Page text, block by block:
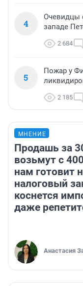
4
Очевидцы
западе
2 684
5
Пожар у
2 185
МНЕНИЕ
Продашь за
возьмут с
нам готовит
налоговый
коснется
даже
Анастасия